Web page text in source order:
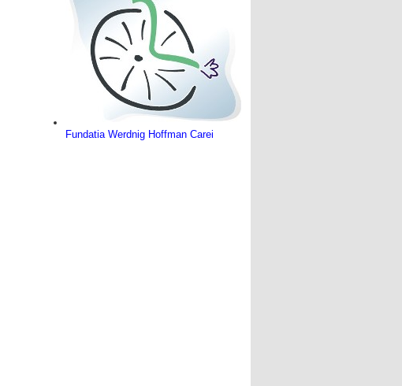
Fundatia Werdnig Hoffman Carei